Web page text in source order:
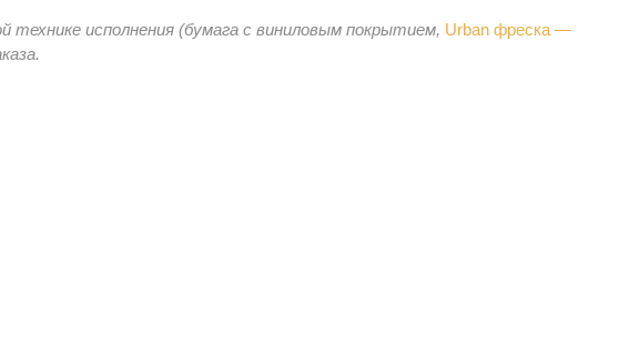
технике исполнения (бумага с виниловым покрытием, Urban фреска —